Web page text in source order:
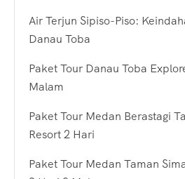
Air Terjun Sipiso-Piso:
Danau Toba
Paket Tour Danau Toba
Malam
Paket Tour Medan Berastagi
Resort 2 Hari
Paket Tour Medan Taman